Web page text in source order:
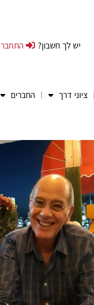
יש לך חשבון? התחבר
ציוני דרך החברים